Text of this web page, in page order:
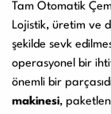
Tam Otomatik
Lojistik, üretim ve
şekilde sevk
operasyonel bir
önemli bir
makinesi,